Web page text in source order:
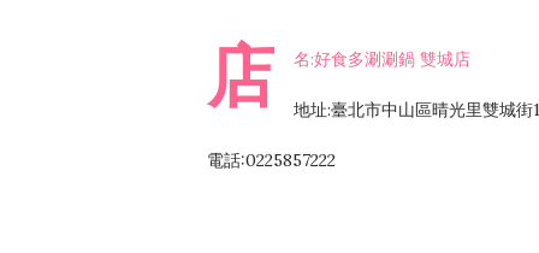
店 名:好食多涮涮鍋 雙城店
地址:臺北市中山區晴光里雙城街
電話:0225857222